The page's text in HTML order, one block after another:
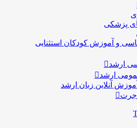
پزشکی
و آموزش کودکان استثنایی
ارشد
ارشد
آموزش آنلاین زبان ارشد